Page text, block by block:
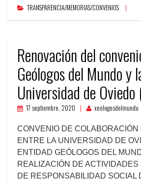
TRANSPARENCIA/MEMORIAS/CONVENIOS
Renovación del
Geólogos del Mundo y
Universidad de
17 septiembre, 2020 xeologosdelmundu
CONVENIO DE COLABORACIÓN
ENTRE LA UNIVERSIDAD DE
ENTIDAD GEÓLOGOS DEL
REALIZACIÓN DE ACTIVIDADES
DE RESPONSABILIDAD SOCIAL